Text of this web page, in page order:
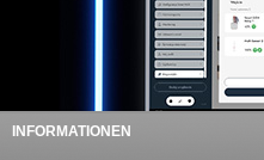
INFORMATIONEN